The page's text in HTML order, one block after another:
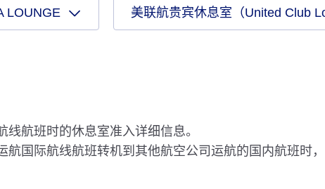
LOUNGE 美联航贵宾休息室（United Club
航班时的休息室准入详细信息。
航国际航线航班转机到其他航空公司运航的国内航班时